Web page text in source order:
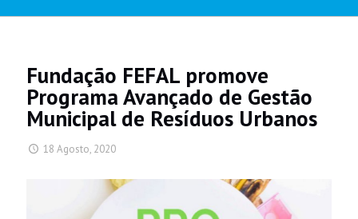
Fundação FEFAL promove
Programa Avançado de Gestão
Municipal de Resíduos Urbanos
18 Agosto, 2020